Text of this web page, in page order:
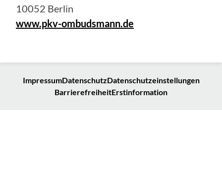
10052 Berlin
www.pkv-ombudsmann.de
ImpressumDatenschutzDatenschutzeinstellungen
BarrierefreiheitErstinformation